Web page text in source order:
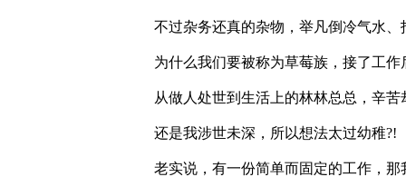
不过杂务还真的杂物，举凡倒冷气水
为什么我们要被称为草莓族，接了工
从做人处世到生活上的林林总总，辛苦
还是我涉世未深，所以想法太过幼稚?!
老实说，有一份简单而固定的工作，那